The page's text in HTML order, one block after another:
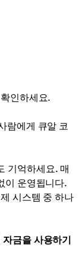
인하세요.
람에게 큐알 코
기억하세요. 매
이 운영됩니다.
시스템 중 하나
금을 사용하기